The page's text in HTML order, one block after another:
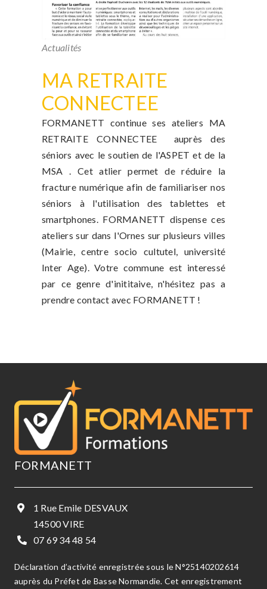
Actualités
MA RETRAITE
CONNECTEE
FORMANETT continue ses ateliers MA
RETRAITE CONNECTEE auprès des
séniors avec le soutien de l'ASPET et de la
MSA . Cet atlier permet de réduire la
fracture numérique afin de familiariser nos
séniors à l'utilisation des tablettes et
smartphones. FORMANETT dispense ces
ateliers sur dans l'Ornes sur plusieurs villes
(Mairie, centre socio cultutel, université
Inter Age). Votre commune est interessé
par ce genre d'inititaive, n'hésitez pas a
prendre contact avec FORMANETT !
FORMANETT
1 Rue Emile DESVAUX
14500 VIRE
07 69 34 48 54
Déclaration d’activité enregistrée sous le N°25140202614
auprès du Préfet de Basse Normandie. Cet enregistrement